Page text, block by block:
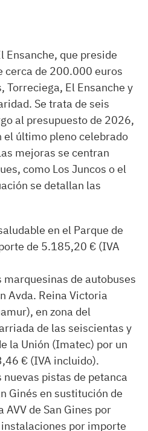
Ensanche, que preside
cerca de 200.000 euros
Torreciega, El Ensanche y
Se trata de seis
al presupuesto de 2026,
el último pleno celebrado
mejoras se centran
como Los Juncos o el
se detallan las
en el Parque de
de 5.185,20 € (IVA
de autobuses
Avda. Reina Victoria
en zona del
de las seiscientas y
la Unión (Imatec) por un
€ (IVA incluido).
pistas de petanca
Ginés en sustitución de
de San Gines por
por importe